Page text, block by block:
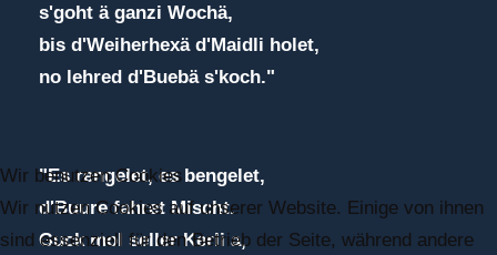
s'goht ä ganzi Wochä,
bis d'Weiherhexä d'Maidli holet,
no lehred d'Buebä s'koch."
"Es rengelet, es bengelet,
d'Buure fahret Mischt.
Guck mol seller Kerli a,
Wir benutzen Cookies
Wir nutzen Cookies auf unserer Website. Einige von ihnen
sind essenziell für den Betrieb der Seite, während andere